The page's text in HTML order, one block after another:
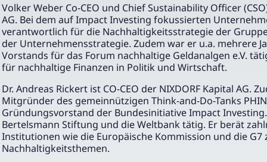
Volker Weber Co-CEO und Chief Sustainability Officer
AG. Bei dem auf Impact Investing fokussierten
verantwortlich für die Nachhaltigkeitsstrategie der
der Unternehmensstrategie. Zudem war er u.a. mehrere
Vorstands für das Forum nachhaltige Geldanalgen e.V.
für nachhaltige Finanzen in Politik und Wirtschaft.
Dr. Andreas Rickert ist CO-CEO der NIXDORF Kapital AG.
Mitgründer des gemeinnützigen Think-and-Do-Tanks
Gründungsvorstand der Bundesinitiative Impact
Bertelsmann Stiftung und die Weltbank tätig. Er berät
Institutionen wie die Europäische Kommission und die G7
Nachhaltigkeitsthemen.